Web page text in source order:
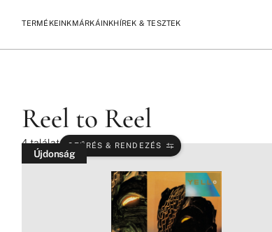
TERMÉKEINKMÁRKÁINKHÍREK & TESZTEK
Reel to Reel
4találat SZŰRÉS & RENDEZÉS
Újdonság